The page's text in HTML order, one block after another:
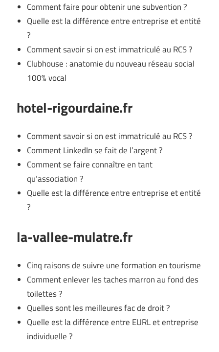
Comment faire pour obtenir une subvention ?
Quelle est la différence entre entreprise et entité
?
Comment savoir si on est immatriculé au RCS ?
Clubhouse : anatomie du nouveau réseau social
100% vocal
hotel-rigourdaine.fr
Comment savoir si on est immatriculé au RCS ?
Comment LinkedIn se fait de l’argent ?
Comment se faire connaître en tant
qu’association ?
Quelle est la différence entre entreprise et entité
?
la-vallee-mulatre.fr
Cinq raisons de suivre une formation en tourisme
Comment enlever les taches marron au fond des
toilettes ?
Quelles sont les meilleures fac de droit ?
Quelle est la différence entre EURL et entreprise
individuelle ?